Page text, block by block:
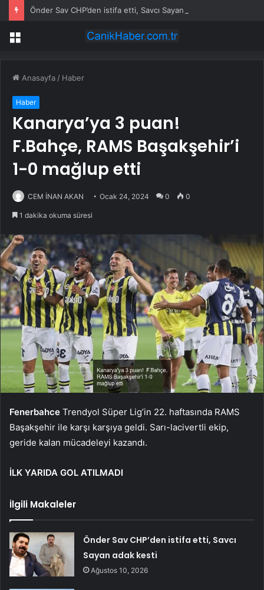
Önder Sav CHP’den istifa etti, Savcı Sayan adak kesti
Menü
Anasayfa / Haber
Haber
Kanarya’ya 3 puan!
F.Bahçe, RAMS Başakşehir’i
1-0 mağlup etti
CEM İNAN AKAN Ocak 24, 2024 0 0
1 dakika okuma süresi
Fenerbahce Trendyol Süper Lig’in 22. haftasında RAMS
Başakşehir ile karşı karşıya geldi. Sarı-lacivertli ekip,
geride kalan mücadeleyi kazandı.
İLK YARIDA GOL ATILMADI
İlgili Makaleler
Önder Sav CHP’den istifa etti, Savcı
Sayan adak kesti
Ağustos 10, 2026